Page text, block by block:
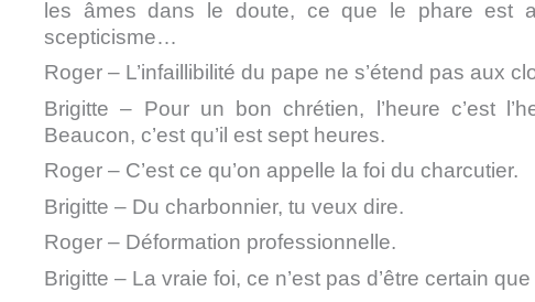
les âmes dans le doute, ce que le phare est
scepticisme…
Roger – L’infaillibilité du pape ne s’étend pas aux
Brigitte – Pour un bon chrétien, l’heure c’est
Beaucon, c’est qu’il est sept heures.
Roger – C’est ce qu’on appelle la foi du charcutier.
Brigitte – Du charbonnier, tu veux dire.
Roger – Déformation professionnelle.
Brigitte – La vraie foi, ce n’est pas d’être certain